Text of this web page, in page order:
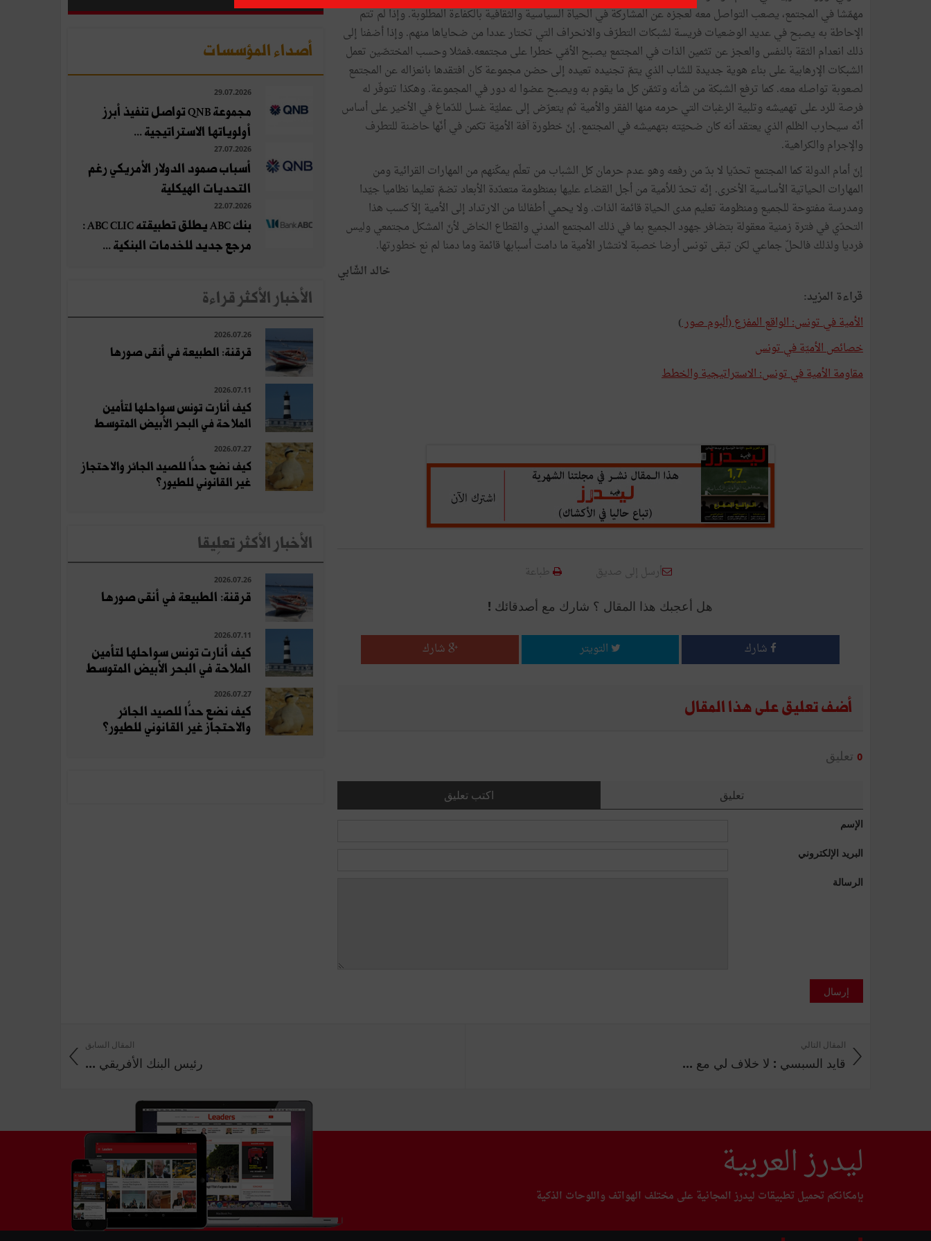
مهمّشا في المجتمع، يصعب التواصل معه لعجزه عن المشاركة في الحياة السياسية والثقافية بالكفاءة المطلوبة. وإذا لم تتم
الإحاطة به يصبح في عديد الوضعيات فريسة لشبكات التطرّف والانحراف التي تختار عددا من ضحاياها منهم. وإذا أضفنا إلى
ذلك انعدام الثقة بالنفس والعجز عن تثمين الذات في المجتمع يصبح الأمّي خطرا على مجتمعه.فمثلا وحسب المختصّين تعمل
الشبكات الإرهابية على بناء هوية جديدة للشاب الذي يتمّ تجنيده تعيده إلى حضن مجموعة كان افتقدها بانعزاله عن المجتمع
لصعوبة تواصله معه. كما ترفع الشبكة من شأنه وتثمّن كل ما يقوم به ويصبح عضوا له دور في المجموعة. وهكذا تتوفّر له
فرصة للرد على تهميشه وتلبية الرغبات التي حرمه منها الفقر والأمية ثم يتعرّض إلى عمليّة غسل للدّماغ في الأخير على أساس
أنّه سيحارب الظلم الذي يعتقد أنه كان ضحيّته بتهميشه في المجتمع. إنّ خطورة آفة الأميّة تكمن في أنّها حاضنة للتطرف
والإجرام والكراهية.
إنّ أمام الدولة كما المجتمع تحدّيا لا بدّ من رفعه وهو عدم حرمان كل الشباب من تعلّم يمكّنهم من المهارات القرائية ومن
المهارات الحياتية الأساسية الأخرى. إنّه تحدّ للأمية من أجل القضاء عليها بمنظومة متعدّدة الأبعاد تضمّ تعليما نظاميا جيّدا
ومدرسة مفتوحة للجميع ومنظومة تعليم مدى الحياة قائمة الذات. ولا يحمي أطفالنا من الارتداد إلى الأمية إلاّ كسب هذا
التحدّي في فترة زمنية معقولة بتضافر جهود الجميع بما في ذلك المجتمع المدني والقطاع الخاصّ لأنّ المشكل مجتمعي وليس
فرديا ولذلك فالحلّ جماعي لكن تبقى تونس أرضا خصبة لانتشار الأمية ما دامت أسبابها قائمة وما دمنا لم نع خطورتها.
خالد الشّابي
قراءة المزيد:
الأمية في تونس: الواقع المفزع (ألبوم صور)
خصائص الأميّة في تونس
مقاومة الأمية في تونس: الاستراتيجية والخطط
أرسل إلى صديق طباعة
هل أعجبك هذا المقال ؟ شارك مع أصدقائك !
شارك التويتر شارك
أضف تعليق على هذا المقال
0 تعليق
اكتب تعليق تعليق
الإسم
البريد الإلكتروني
الرسالة
إرسال
أصداء المؤسسات
29.07.2026
مجموعة QNB تواصل تنفيذ أبرز
أولوياتها الاستراتيجية ...
27.07.2026
أسباب صمود الدولار الأمريكي رغم
التحديات الهيكلية
22.07.2026
بنك ABC يطلق تطبيقته ABC CLIC :
مرجع جديد للخدمات البنكية ...
الأخبار الأكثر قراءة
2026.07.26
قرقنة: الطبيعة في أنقى صورها
2026.07.11
كيف أنارت تونس سواحلها لتأمين
الملاحة في البحر الأبيض المتوسط
2026.07.27
كيف نضع حدًّا للصيد الجائر والاحتجاز
غير القانوني للطيور؟
الأخبار الأكثر تعلِيقا
2026.07.26
قرقنة: الطبيعة في أنقى صورها
2026.07.11
كيف أنارت تونس سواحلها لتأمين
الملاحة في البحر الأبيض المتوسط
2026.07.27
كيف نضع حدًّا للصيد الجائر
والاحتجاز غير القانوني للطيور؟
المقال السابق
رئيس البنك الأفريقي ...
المقال التالي
قايد السبسي : لا خلاف لي مع ...
ليدرز العربية
بإمكانكم تحميل تطبيقات ليدرز المجانية على مختلف الهواتف واللوحات الذكية